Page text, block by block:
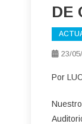
DE
23/
Por